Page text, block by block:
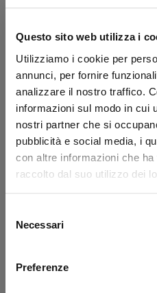
Questo sito web utilizza i
Utilizziamo i cookie per
annunci, per fornire
analizzare il nostro traffico.
informazioni sul modo in cui
nostri partner che si
pubblicità e social media, i
con altre informazioni che
raccolto dal suo utilizzo dei
delNecessari
Preferenze
COD: 0013000086
Marca: Dunhill
Curapipe marrone con pigino
punta interna con apertura a
145,00 € 130,50 €